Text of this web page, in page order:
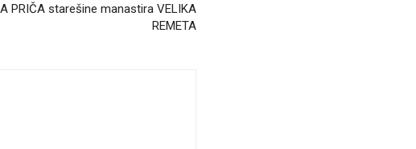
PRIČA starešine manastira VELIKA
REMETA